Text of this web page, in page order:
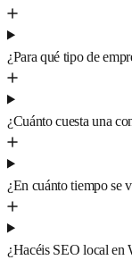
¿Para qué tipo de
¿Cuánto cuesta una
¿En cuánto tiempo se
¿Hacéis SEO local en